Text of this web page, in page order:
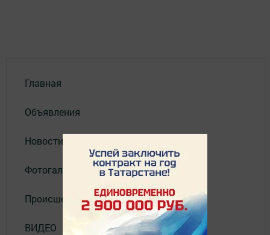
Главная
Объявления
Новости
Фотогалерея
Происшествия
ВИДЕО